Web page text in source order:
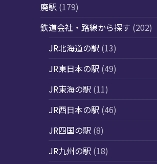
廃駅 (179)
鉄道会社・路線から探す (202)
JR北海道の駅 (13)
JR東日本の駅 (49)
JR東海の駅 (11)
JR西日本の駅 (46)
JR四国の駅 (8)
JR九州の駅 (18)